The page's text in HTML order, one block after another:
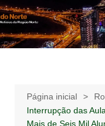
Ir
para
o
Notícias – Publicidades –
Página inicial
Interrupção das
Mais de Seis Mil